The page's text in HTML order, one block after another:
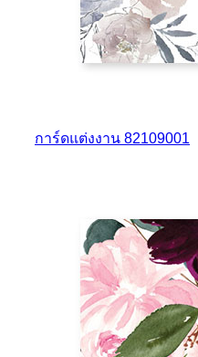
การ์ดแต่งงาน 82109001